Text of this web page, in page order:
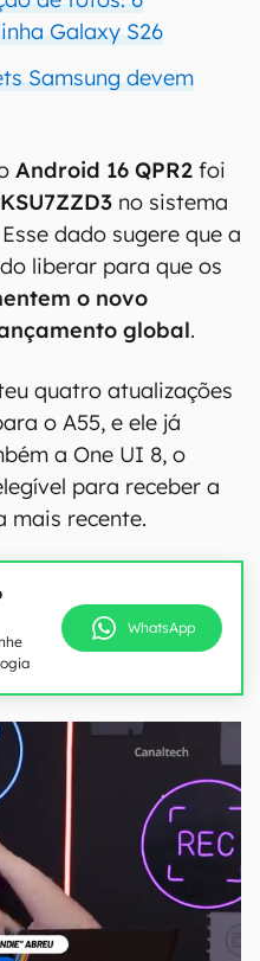
Galaxy S26
Samsung devem
Android 16 QPR2 foi
no sistema
dado sugere que a
liberar para que os
o novo
global.
quatro atualizações
o A55, e ele já
a One UI 8, o
para receber a
mais recente.
WhatsApp